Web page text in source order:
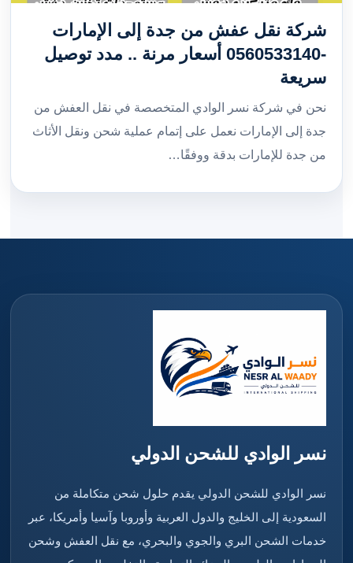
شركة نقل عفش من جدة إلى الإمارات
-0560533140 أسعار مرنة .. مدد توصيل
سريعة
نحن في شركة نسر الوادي المتخصصة في نقل العفش من
جدة إلى الإمارات نعمل على إتمام عملية شحن ونقل الأثاث
من جدة للإمارات بدقة ووفقًا…
نسر الوادي للشحن الدولي
نسر الوادي للشحن الدولي يقدم حلول شحن متكاملة من
السعودية إلى الخليج والدول العربية وأوروبا وآسيا وأمريكا، عبر
خدمات الشحن البري والجوي والبحري، مع نقل العفش وشحن